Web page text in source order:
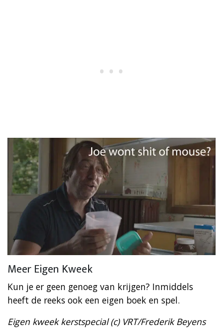
Meer Eigen Kweek
Kun je er geen genoeg van krijgen? Inmiddels
heeft de reeks ook een eigen boek en spel.
Eigen kweek kerstspecial (c) VRT/Frederik Beyens